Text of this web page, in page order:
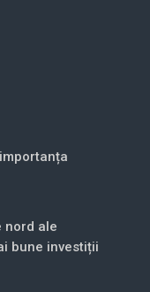
nord ale
bune investiții